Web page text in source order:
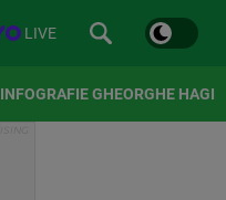
LIVE
INFOGRAFIE GHEORGHE HAGI